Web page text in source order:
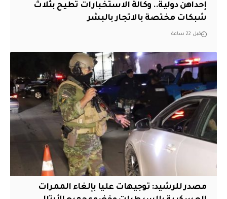
إحداهن دولية.. وكالة الاستخبارات تطيح بثلاث
شبكات مختصة بالاتجار بالبشر
قبل 22 ساعة
مصدر للرشيد: توجيهات عليا بإلغاء الممرات